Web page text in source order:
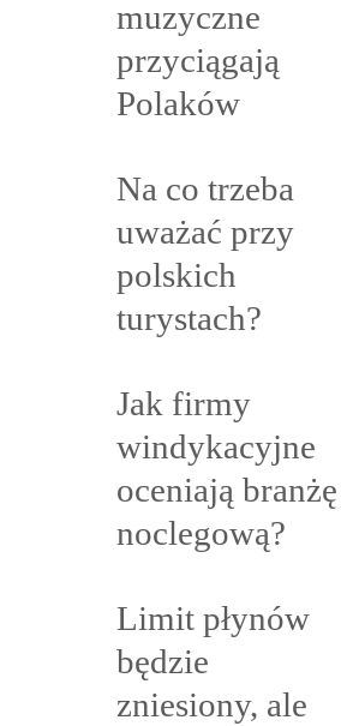
muzyczne
przyciągają
Polaków
Na co trzeba
uważać przy
polskich
turystach?
Jak firmy
windykacyjne
oceniają branżę
noclegową?
Limit płynów
będzie
zniesiony, ale